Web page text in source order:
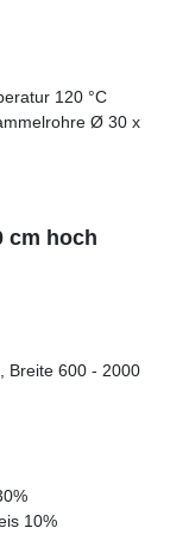
120 °C
Ø 30 x
cm hoch
Breite 600 - 2000
10%